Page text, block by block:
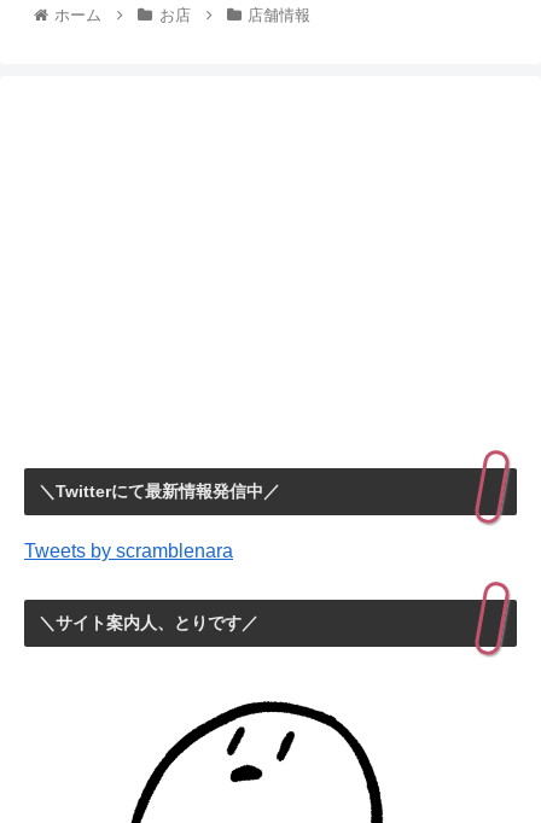
ホーム お店 店舗情報
＼Twitterにて最新情報発信中／
Tweets by scramblenara
＼サイト案内人、とりです／